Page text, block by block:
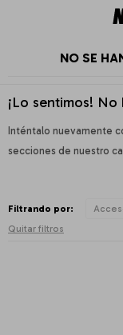
NO SE
¡Lo sentimos!
Inténtalo nuevamente
secciones de nuestro
Filtrando por:
Quitar filtros